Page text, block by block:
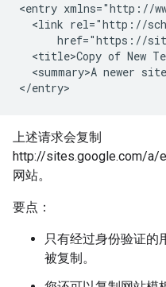
<entry xmlns="http://
<link rel="http://
href="https://
<title>Copy of New
<summary>A newer
</entry>
上述请求会复制
http://sites.google.com/a/
网站。
要点：
只有经过身份验证的
被复制。